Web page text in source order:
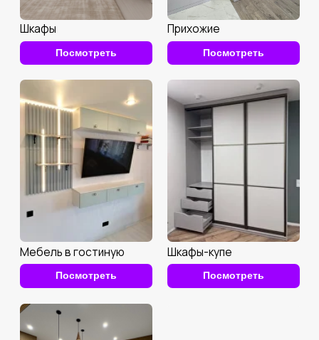
Мебель в гостиную Шкафы-купе
Посмотреть
Посмотреть
Гардеробные
Библиотеки Мебель для ванной
Посмотреть
Посмотреть